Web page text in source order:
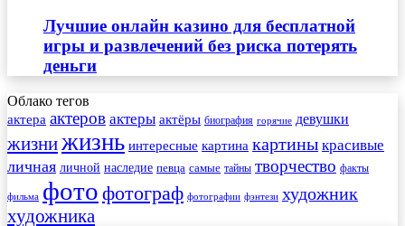
Лучшие онлайн казино для бесплатной
игры и развлечений без риска потерять
деньги
Облако тегов
актера актеров актеры актёры биография горячие девушки
жизнижизнь интересные картина картины красивые
личная личной наследие певца самые тайны творчество факты
фильма фото фотограф фотографии фэнтези художник
художника